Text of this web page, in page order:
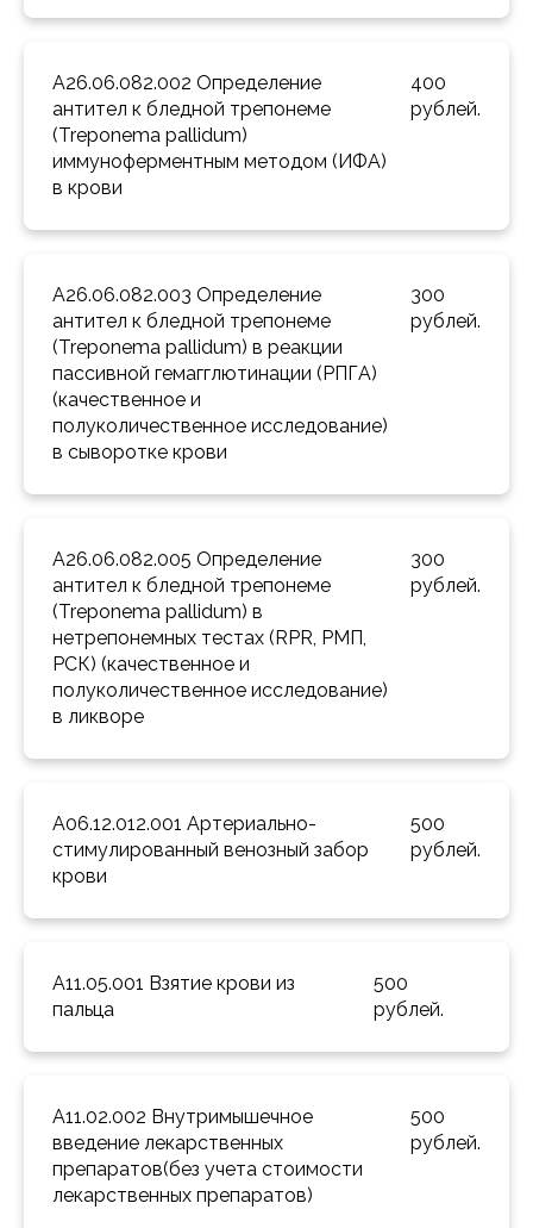
A26.06.082.002 Определение
антител к бледной трепонеме
(Treponema pallidum)
иммуноферментным методом (ИФА)
в крови
400
рублей.
A26.06.082.003 Определение
антител к бледной трепонеме
(Treponema pallidum) в реакции
пассивной гемагглютинации (РПГА)
(качественное и
полуколичественное исследование)
в сыворотке крови
300
рублей.
A26.06.082.005 Определение
антител к бледной трепонеме
(Treponema pallidum) в
нетрепонемных тестах (RPR, РМП,
РСК) (качественное и
полуколичественное исследование)
в ликворе
300
рублей.
A06.12.012.001 Артериально-
стимулированный венозный забор
крови
500
рублей.
A11.05.001 Взятие крови из
пальца
500
рублей.
A11.02.002 Внутримышечное
введение лекарственных
препаратов(без учета стоимости
лекарственных препаратов)
500
рублей.